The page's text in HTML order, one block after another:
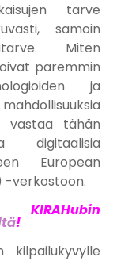
tarve
samoin
Miten
paremmin
ja
vastaa tähän
digitaalisia
European
-verkostoon.
!
kilpailukyvylle